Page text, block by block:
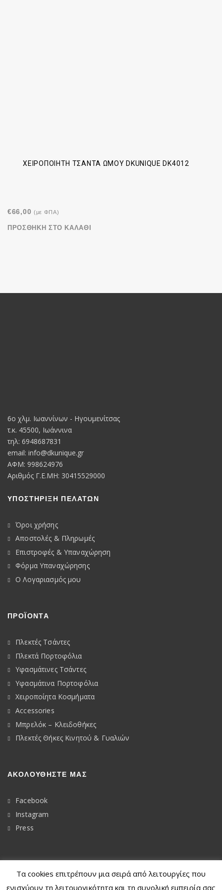
ΧΕΙΡΟΠΟΊΗΤΗ ΤΣΆΝΤΑ ΏΜΟΥ DKUNIQUE DK4012
€66,00 (με ΦΠΑ)
ΠΡΟΣΘΉΚΗ ΣΤΟ ΚΑΛΆΘΙ
6o χλμ. Ιωαννίνων - Ηγουμενίτσας
τ.κ. 45500, Ιωάννινα
τηλ: 6948687831
email: info@dkunique.gr
ΑΦΜ: 998624976
Αριθμός Γ.Ε.ΜΗ: 30415529000
ΥΠΟΣΤΗΡΙΞΗ ΠΕΛΑΤΩΝ
Όροι χρήσης
Αποστολές & Πληρωμές
Επιστροφές & Υπαναχώρηση
Φόρμα Υπαναχώρησης
Ο Λογαριασμός μου
ΠΡΟΪΟΝΤΑ
Πλεκτές Τσάντες
Πλεκτά Πορτοφόλια
Υφασμάτινες Τσάντες
Υφασμάτινα Πορτοφόλια
Χειροποίητα Κοσμήματα
Accessories
Μπρελόκ – Κλειδοθήκες
Πλεκτές Θήκες Κινητού & Γυαλιών
ΑΚΟΛΟΥΘΉΣΤΕ ΜΑΣ
Facebook
Instagram
Press
© 2020Dkunique
Τα cookies επιτρέπουν μια σειρά από λειτουργίες που
ενισχύουν τη λειτουργικότητα και τη συνολική εμπειρία σας